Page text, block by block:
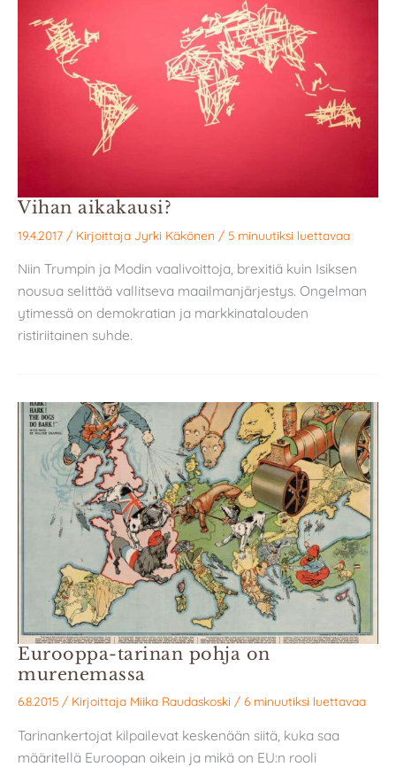
Vihan aikakausi?
19.4.2017 / Kirjoittaja Jyrki Käkönen / 5 minuutiksi luettavaa
Niin Trumpin ja Modin vaalivoittoja, brexitiä kuin Isiksen
nousua selittää vallitseva maailmanjärjestys. Ongelman
ytimessä on demokratian ja markkinatalouden
ristiriitainen suhde.
Eurooppa-tarinan pohja on
murenemassa
6.8.2015 / Kirjoittaja Miika Raudaskoski / 6 minuutiksi luettavaa
Tarinankertojat kilpailevat keskenään siitä, kuka saa
määritellä Euroopan oikein ja mikä on EU:n rooli